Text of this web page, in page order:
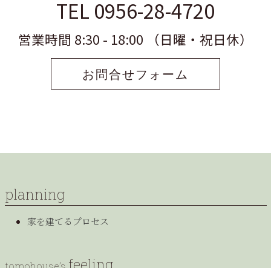
TEL 0956-28-4720
営業時間 8:30 - 18:00 （日曜・祝日休）
お問合せフォーム
planning
家を建てるプロセス